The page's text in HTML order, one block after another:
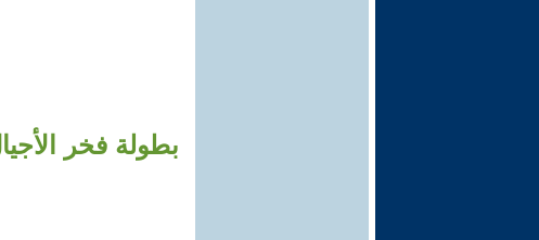
بطولة فخر